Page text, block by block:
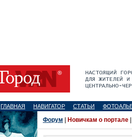
ГЛАВНАЯ НАВИГАТОР СТАТЬИ
Форум Новичкам о портале